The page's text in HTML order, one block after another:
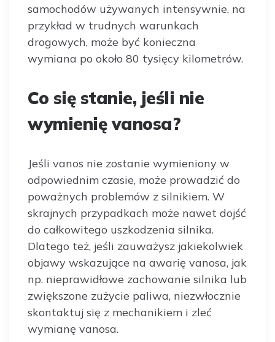
samochodów używanych intensywnie, na
przykład w trudnych warunkach
drogowych, może być konieczna
wymiana po około 80 tysięcy kilometrów.
Co się stanie, jeśli nie
wymienię vanosa?
Jeśli vanos nie zostanie wymieniony w
odpowiednim czasie, może prowadzić do
poważnych problemów z silnikiem. W
skrajnych przypadkach może nawet dojść
do całkowitego uszkodzenia silnika.
Dlatego też, jeśli zauważysz jakiekolwiek
objawy wskazujące na awarię vanosa, jak
np. nieprawidłowe zachowanie silnika lub
zwiększone zużycie paliwa, niezwłocznie
skontaktuj się z mechanikiem i zleć
wymianę vanosa.